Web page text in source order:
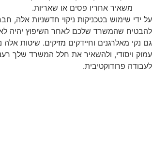
משאיר אחריו פסים או שאריות.
על ידי שימוש בטכניקות ניקוי חדשניות אלה,
להבטיח שהמשרד שלכם לאחר השיפוץ יהיה
גם נקי מאלרגנים וחיידקים מזיקים. שיטות אלה
עמוק ויסודי, ולהשאיר את חלל המשרד שלך
לעבודה פרודוקטיבית.